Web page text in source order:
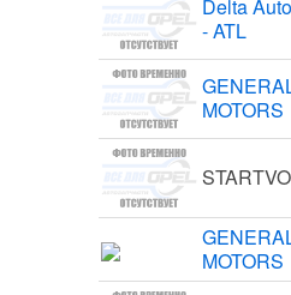
Delta
- ATL
MOTORS
MOTORS